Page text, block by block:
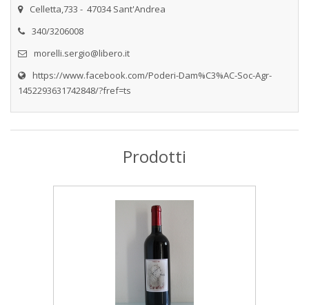
Celletta,733 - 47034 Sant'Andrea
340/3206008
morelli.sergio@libero.it
https://www.facebook.com/Poderi-Dam%C3%AC-Soc-Agr-
1452293631742848/?fref=ts
Prodotti